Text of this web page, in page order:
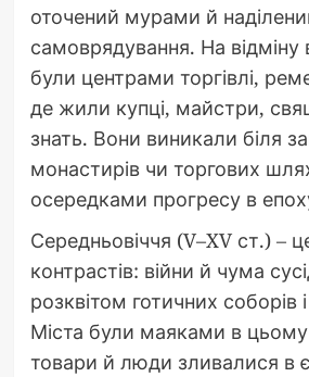
оточений мурами й
самоврядування. На відміну
були центрами торгівлі,
де жили купці, майстри,
знать. Вони виникали біля
монастирів чи торгових
осередками прогресу в
Середньовіччя (V–XV ст.) –
контрастів: війни й чума
розквітом готичних соборів
Міста були маяками в цьому
товари й люди зливалися в